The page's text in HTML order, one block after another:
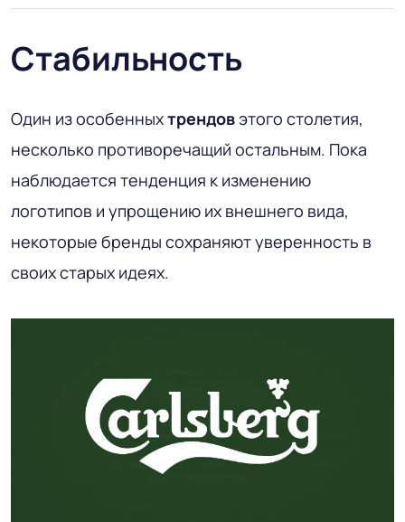
Стабильность
Один из особенныхтрендовэтого столетия,
несколько противоречащий остальным. Пока
наблюдается тенденция к изменению
логотипов и упрощению их внешнего вида,
некоторые бренды сохраняют уверенность в
своих старых идеях.